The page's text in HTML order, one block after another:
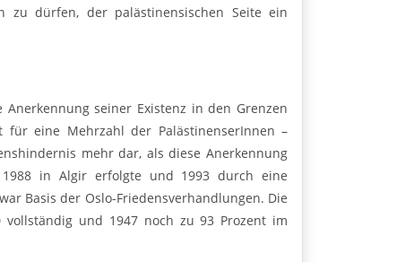
zu dürfen, der palästinensischen Seite ein
seiner Existenz in den Grenzen
für eine Mehrzahl der PalästinenserInnen –
mehr dar, als diese Anerkennung
1988 in Algir erfolgte und 1993 durch eine
Basis der Oslo-Friedensverhandlungen. Die
und 1947 noch zu 93 Prozent im